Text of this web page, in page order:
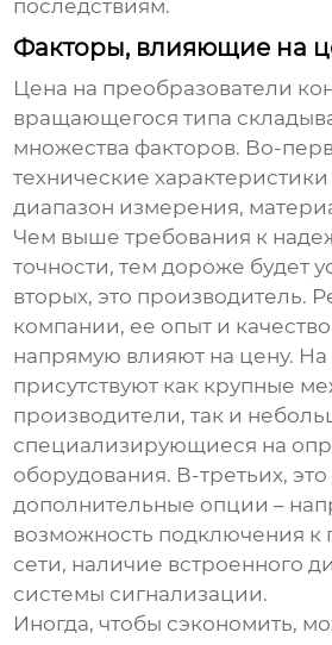
последствиям.
Факторы, влияющие на
Цена на преобразователи
вращающегося типа
множества факторов. Во-
технические характеристики
диапазон измерения,
Чем выше требования к
точности, тем дороже будет
вторых, это производитель.
компании, ее опыт и
напрямую влияют на цену.
присутствуют как крупные
производители, так и
специализирующиеся на
оборудования. В-третьих,
дополнительные опции –
возможность подключения
сети, наличие встроенного
системы сигнализации.
Иногда, чтобы сэкономить,